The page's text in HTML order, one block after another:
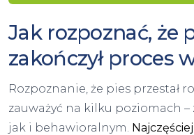
Jak rozpoznać, że
zakończył proces
Rozpoznanie, że pies przestał
zauważyć na kilku poziomach –
jak i behawioralnym.